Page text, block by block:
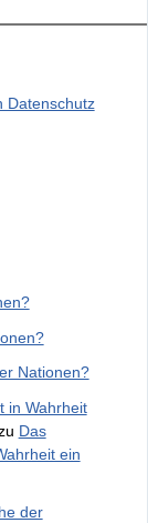
Datenschutz
Nationen?
in Wahrheit
Das
ein
der